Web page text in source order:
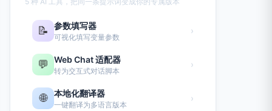
📝 参数填写器
可视化填写变量参数
›
💬 Web Chat 适配器
转为交互式对话脚本
›
🌐 本地化翻译器
一键翻译为多语言版本
›